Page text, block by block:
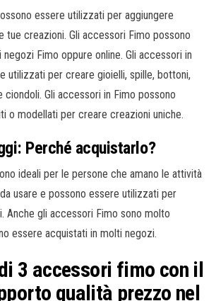
essere utilizzati per aggiungere
tue creazioni. Gli accessori Fimo possono
Fimo oppure online. Gli accessori in
utilizzati per creare gioielli, spille, bottoni,
Gli accessori in Fimo possono
o modellati per creare creazioni uniche.
Perché acquistarlo?
ideali per le persone che amano le attività
usare e possono essere utilizzati per
Anche gli accessori Fimo sono molto
essere acquistati in molti negozi.
3 accessori fimo con il
qualità prezzo nel